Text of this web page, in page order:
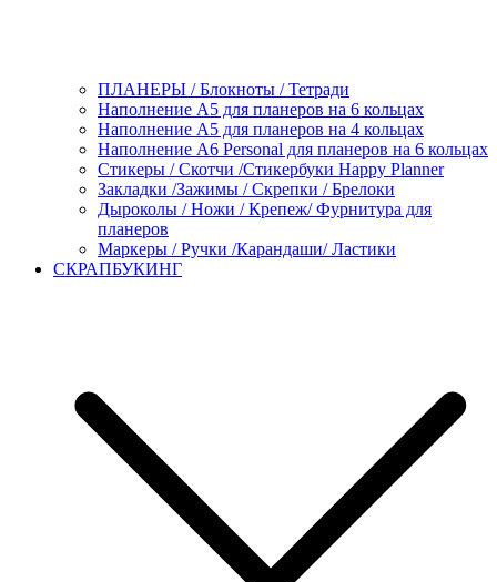
ПЛАНЕРЫ / Блокноты / Тетради
Наполнение А5 для планеров на 6 кольцах
Наполнение А5 для планеров на 4 кольцах
Наполнение А6 Personal для планеров на 6 кольцах
Стикеры / Скотчи /Стикербуки Happy Planner
Закладки /Зажимы / Скрепки / Брелоки
Дыроколы / Ножи / Крепеж/ Фурнитура для
планеров
Маркеры / Ручки /Карандаши/ Ластики
СКРАПБУКИНГ